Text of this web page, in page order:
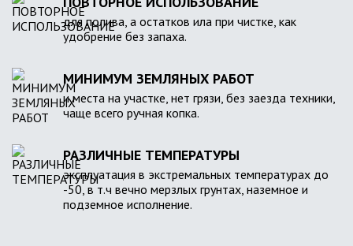
для полива, а остатков ила при чистке, как
удобрение без запаха.
МИНИМУМ ЗЕМЛЯНЫХ РАБОТ
и места на участке, нет грязи, без заезда техники,
чаще всего ручная копка.
РАЗЛИЧНЫЕ ТЕМПЕРАТУРЫ
эксплуатация в экстремальных температурах до
-50, в т.ч вечно мерзлых грунтах, наземное и
подземное исполнение.